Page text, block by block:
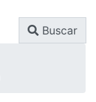
Buscar